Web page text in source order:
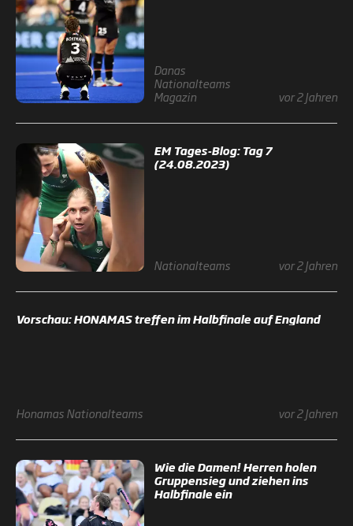
Danas
Nationalteams
Magazin
vor 2 Jahren
EM Tages-Blog: Tag 7
(24.08.2023)
Nationalteams vor 2 Jahren
Vorschau: HONAMAS treffen im Halbfinale auf England
HonamasNationalteams vor 2 Jahren
Wie die Damen! Herren holen
Gruppensieg und ziehen ins
Halbfinale ein